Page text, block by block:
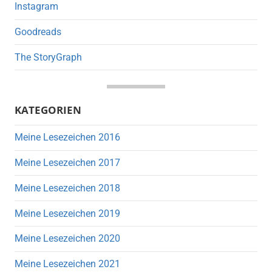
Instagram
Goodreads
The StoryGraph
KATEGORIEN
Meine Lesezeichen 2016
Meine Lesezeichen 2017
Meine Lesezeichen 2018
Meine Lesezeichen 2019
Meine Lesezeichen 2020
Meine Lesezeichen 2021